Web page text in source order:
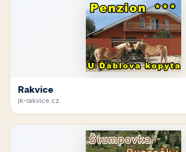
Rakvice
jk-rakvice.cz